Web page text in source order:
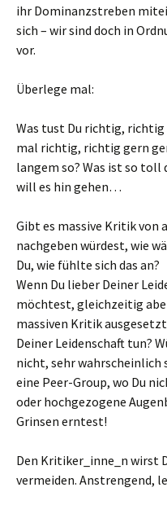
ihr Dominanzstreben
sich – wir sind doch in
vor.
Überlege mal:
Was tust Du richtig, richtig
mal richtig, richtig gern
langem so? Was ist so toll
will es hin gehen…
Gibt es massive Kritik von
nachgeben würdest, wie
Du, wie fühlte sich das an?
Wenn Du lieber Deiner
möchtest, gleichzeitig
massiven Kritik
Deiner Leidenschaft tun?
nicht, sehr wahrscheinlich
eine Peer-Group, wo Du
oder hochgezogene
Grinsen erntest!
Den Kritiker_inne_n wirst
vermeiden. Anstrengend,